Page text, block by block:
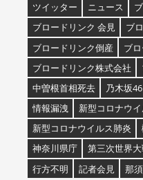
ツイッター
ニュース
ブロードリンク 会見
ブ
ブロードリンク倒産
ブ
ブロードリンク株式会社
中曽根首相死去
乃木坂46
情報漏洩
新型コロナウ
新型コロナウイルス肺炎
神奈川県庁
第三次世界
行方不明
記者会見 那